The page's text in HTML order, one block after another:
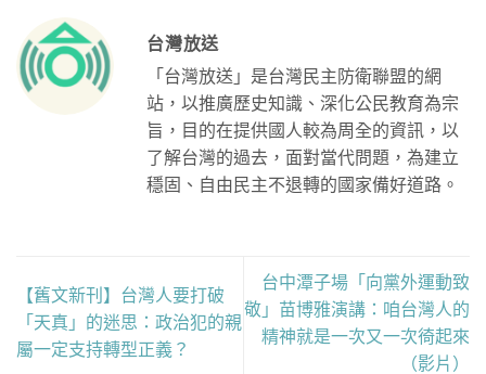
台灣放送
「台灣放送」是台灣民主防衛聯盟的網
站，以推廣歷史知識、深化公民教育為宗
旨，目的在提供國人較為周全的資訊，以
了解台灣的過去，面對當代問題，為建立
穩固、自由民主不退轉的國家備好道路。
【舊文新刊】台灣人要打破
「天真」的迷思：政治犯的親
屬一定支持轉型正義？
台中潭子場「向黨外運動致
敬」苗博雅演講：咱台灣人的
精神就是一次又一次徛起來
（影片）